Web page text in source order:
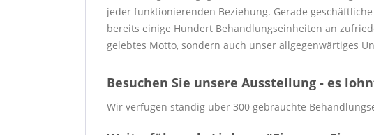
jeder funktionierenden Beziehung. Gerade
bereits einige Hundert Behandlungseinheiten an
gelebtes Motto, sondern auch unser allgegenwärtiges
Besuchen Sie unsere Ausstellung - es
Wir verfügen ständig über 300 gebrauchte